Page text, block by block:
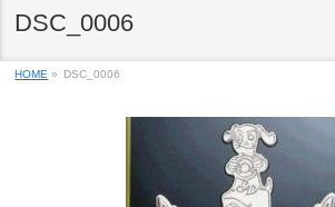
DSC_0006
HOME » DSC_0006